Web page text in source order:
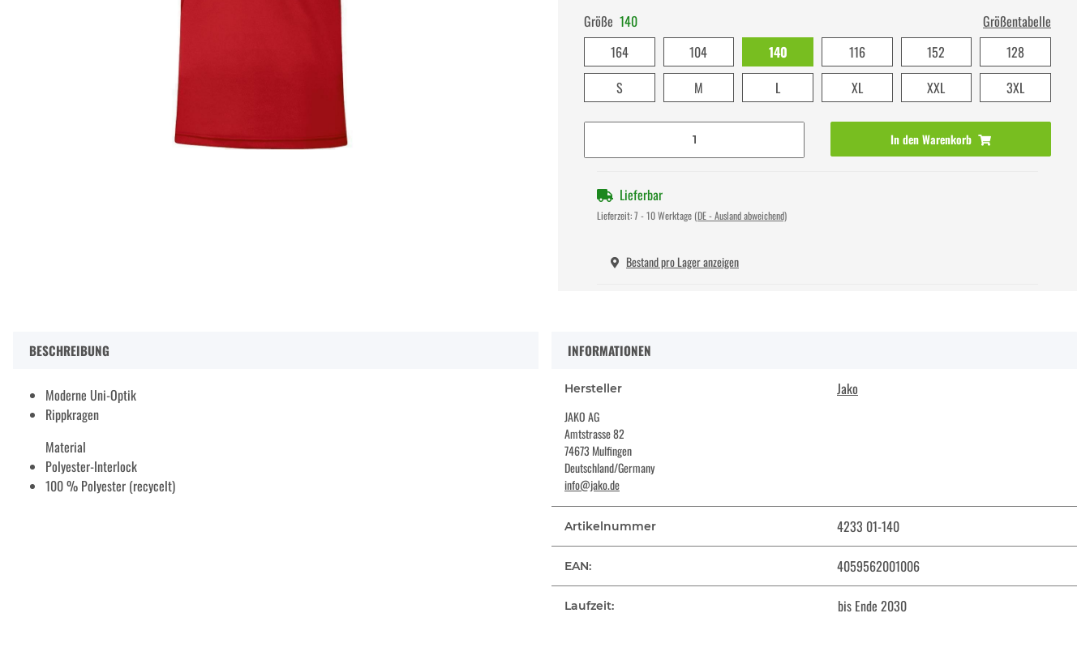
Größe 140
Größentabelle
164
104 140 116 152
128
S
M L XL XXL 3XL
In den Warenkorb
Lieferbar
Lieferzeit:7 - 10 Werktage (DE - Ausland abweichend)
Bestand pro Lager anzeigen
BESCHREIBUNG
Moderne Uni-Optik
Rippkragen
Material
Polyester-Interlock
100 % Polyester (recycelt)
INFORMATIONEN
Hersteller Jako
JAKO AG
Amtstrasse 82
74673 Mulfingen
Deutschland/Germany
info@jako.de
Artikelnummer 4233 01-140
EAN: 4059562001006
Laufzeit: bis Ende 2030